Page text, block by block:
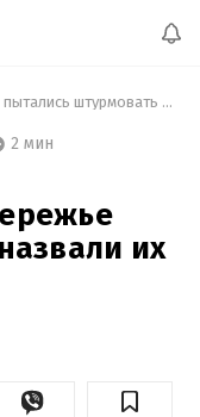
Россияне пытались штурмовать правобережье Херсонщины: в ВСУ назвали их цель
2 мин
их